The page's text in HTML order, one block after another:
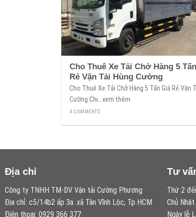
Cho Thuê Xe Tải Chở Hàng 5
Rẻ Vận Tải Hùng Cường
Cho Thuê Xe Tải Chở Hàng 5 Tấn Giá Rẻ Vận
Cường Cһi...xem thêm
4 COMMENTS
Địa chỉ
Công ty TNHH TM-DV Vận tải Cường Phương
Địa chỉ: c5/14b2 ấp 3a .xã Tân Vĩnh Lộc, Tp HCM
Điện thoại: 0929 366 377
Tư
Thứ 2
Chủ
Ngày lễ